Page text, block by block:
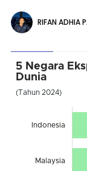
RIFAN ADHIA
5 Negara
Dunia
(Tahun 2024)